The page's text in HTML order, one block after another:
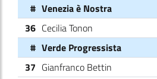
# Venezia è Nostra
36 Cecilia Tonon
# Verde Progressista
37 Gianfranco Bettin